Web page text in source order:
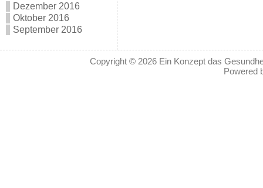
Dezember 2016
Oktober 2016
September 2016
Copyright © 2026 Ein Konzept das
Powered